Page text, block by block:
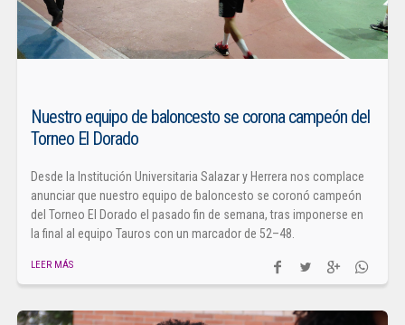
Nuestro equipo de baloncesto se corona campeón del
Torneo El Dorado
Desde la Institución Universitaria Salazar y Herrera nos complace
anunciar que nuestro equipo de baloncesto se coronó campeón
del Torneo El Dorado el pasado fin de semana, tras imponerse en
la final al equipo Tauros con un marcador de 52–48.
LEER MÁS